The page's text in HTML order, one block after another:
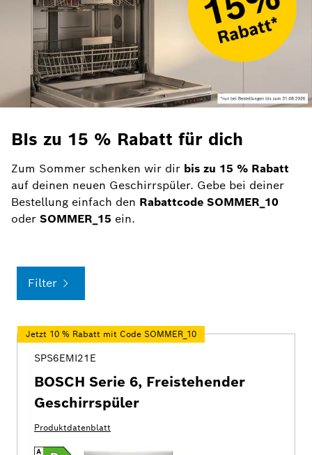
BIs zu 15 % Rabatt für dich
Zum Sommer schenken wir dir bis zu 15 % Rabatt
auf deinen neuen Geschirrspüler. Gebe bei deiner
Bestellung einfach den Rabattcode SOMMER_10
oder SOMMER_15 ein.
Filter
Jetzt 10 % Rabatt mit Code SOMMER_10
SPS6EMI21E
BOSCH Serie 6, Freistehender
Geschirrspüler
Produktdatenblatt